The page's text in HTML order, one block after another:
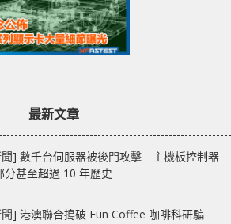
最新文章
聞] 數千台伺服器被後門攻擊 主機板控制器
分甚至超過 10 年歷史
聞] 港澳聯合搗破 Fun Coffee 咖啡科研騙